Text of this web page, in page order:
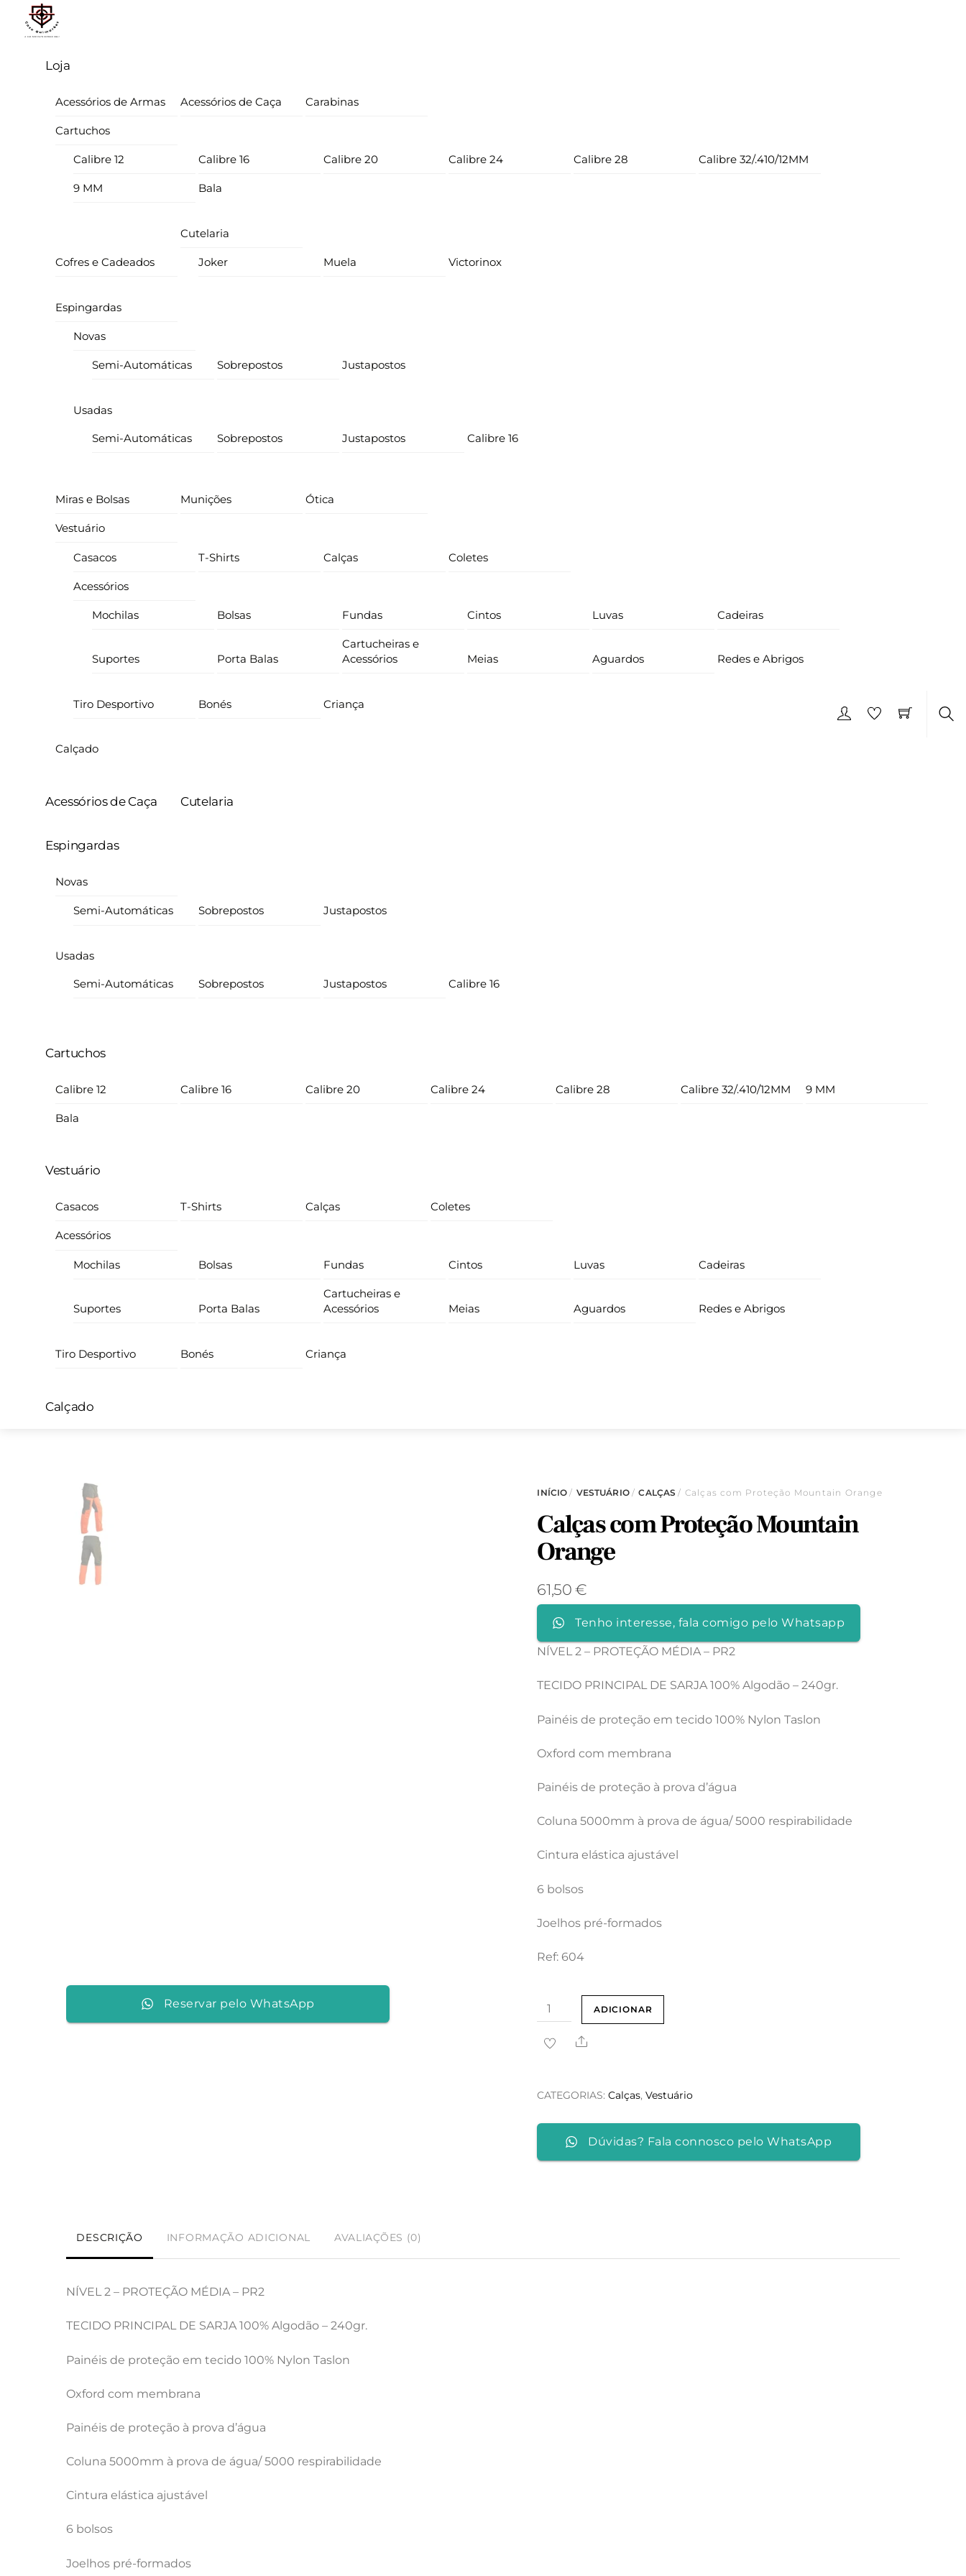
Menu
Loja
Acessórios de Armas Acessórios de Caça Carabinas
Cartuchos
Calibre 12 Calibre 16 Calibre 20 Calibre 24 Calibre 28 Calibre 32/.410/12MM
9 MM Bala
Cofres e Cadeados
Cutelaria
Joker Muela Victorinox
Espingardas
Novas
Semi-Automáticas Sobrepostos Justapostos
Usadas
Semi-Automáticas Sobrepostos Justapostos Calibre 16
Miras e Bolsas Munições Ótica
Vestuário
Casacos T-Shirts Calças Coletes
Acessórios
Mochilas Bolsas Fundas Cintos Luvas Cadeiras
Suportes Porta Balas
Cartucheiras e
Acessórios
Meias Aguardos Redes e Abrigos
Tiro Desportivo Bonés Criança
Calçado
Acessórios de Caça Cutelaria
Espingardas
Novas
Semi-Automáticas Sobrepostos Justapostos
Usadas
Semi-Automáticas Sobrepostos Justapostos Calibre 16
Cartuchos
Calibre 12 Calibre 16 Calibre 20 Calibre 24 Calibre 28 Calibre 32/.410/12MM 9 MM
Bala
Vestuário
Casacos T-Shirts Calças Coletes
Acessórios
Mochilas Bolsas Fundas Cintos Luvas Cadeiras
Suportes Porta Balas
Cartucheiras e
Acessórios
Meias Aguardos Redes e Abrigos
Tiro Desportivo Bonés Criança
Calçado
Reservar pelo WhatsApp
INÍCIO/ VESTUÁRIO/CALÇAS / Calças com Proteção Mountain Orange
Calças com Proteção Mountain
Orange
61,50 €
Tenho interesse, fala comigo pelo Whatsapp
NÍVEL 2 – PROTEÇÃO MÉDIA – PR2
TECIDO PRINCIPAL DE SARJA 100% Algodão – 240gr.
Painéis de proteção em tecido 100% Nylon Taslon
Oxford com membrana
Painéis de proteção à prova d’água
Coluna 5000mm à prova de água/ 5000 respirabilidade
Cintura elástica ajustável
6 bolsos
Joelhos pré-formados
Ref: 604
Quantidade
de
Calças
Orange
ADICIONAR
Share
CATEGORIAS:Calças,Vestuário
Dúvidas? Fala connosco pelo WhatsApp
DESCRIÇÃO INFORMAÇÃO ADICIONAL AVALIAÇÕES (0)
NÍVEL 2 – PROTEÇÃO MÉDIA – PR2
TECIDO PRINCIPAL DE SARJA 100% Algodão – 240gr.
Painéis de proteção em tecido 100% Nylon Taslon
Oxford com membrana
Painéis de proteção à prova d’água
Coluna 5000mm à prova de água/ 5000 respirabilidade
Cintura elástica ajustável
6 bolsos
Joelhos pré-formados